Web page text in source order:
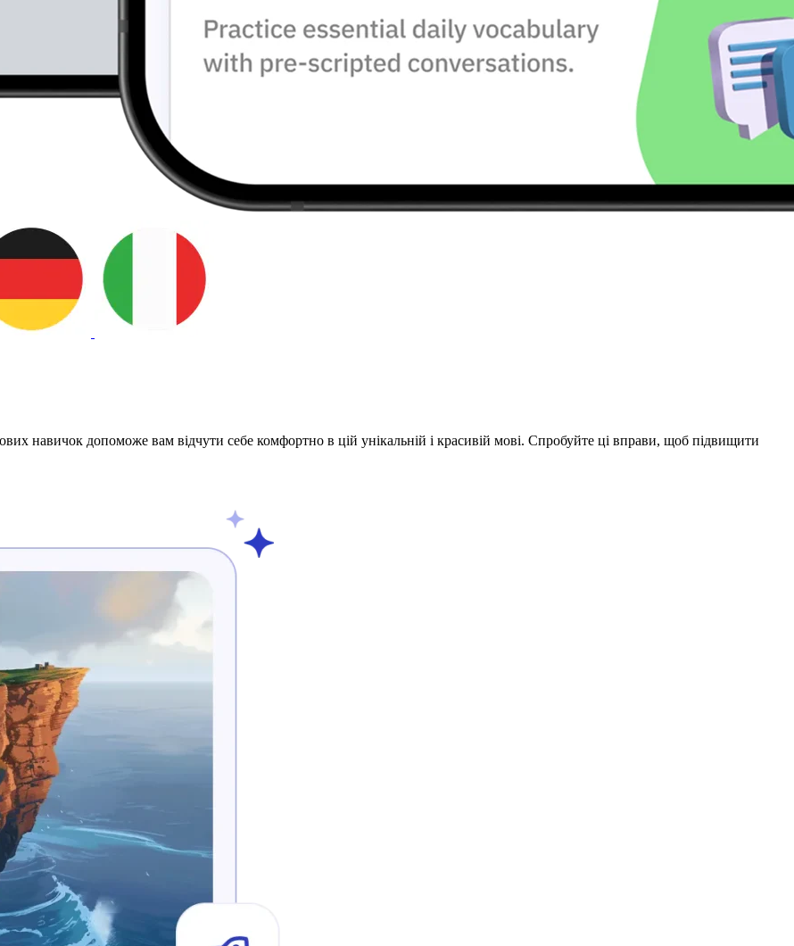
навичок допоможе вам відчути себе комфортно в цій унікальній і красивій мові. Спробуйте ці вправи, щоб підвищити